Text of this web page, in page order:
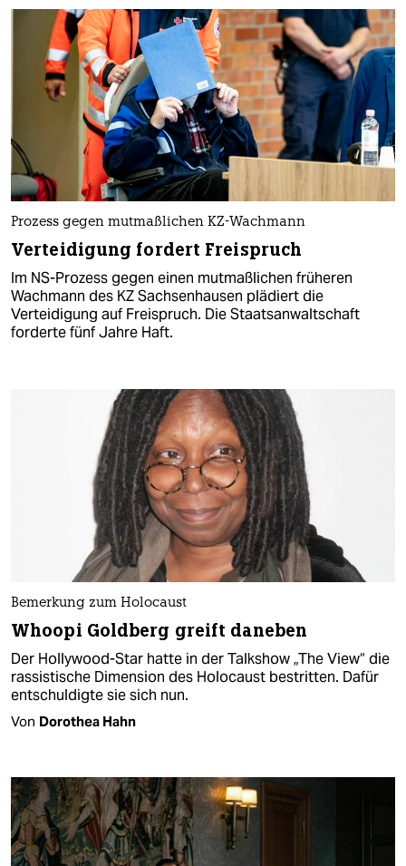
Prozess gegen mutmaßlichen KZ-Wachmann
Verteidigung fordert Freispruch
Im NS-Prozess gegen einen mutmaßlichen früheren
Wachmann des KZ Sachsenhausen plädiert die
Verteidigung auf Freispruch. Die Staatsanwaltschaft
forderte fünf Jahre Haft.
Bemerkung zum Holocaust
Whoopi Goldberg greift daneben
Der Hollywood-Star hatte in der Talkshow „The View“ die
rassistische Dimension des Holocaust bestritten. Dafür
entschuldigte sie sich nun.
Von Dorothea Hahn